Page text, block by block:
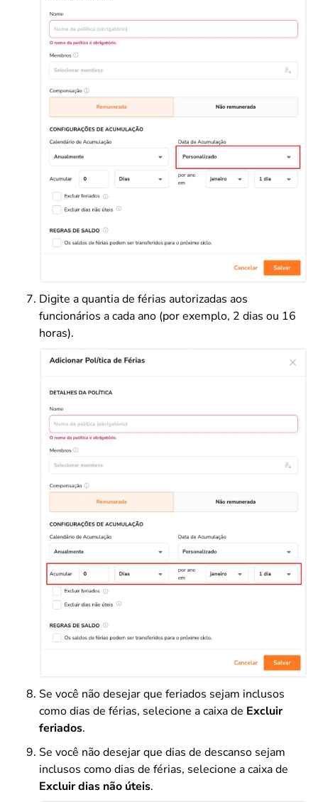
Digite a quantia de férias autorizadas aos
funcionários a cada ano (por exemplo, 2 dias ou 16
horas).
Se você não desejar que feriados sejam inclusos
como dias de férias, selecione a caixa de Excluir
feriados.
Se você não desejar que dias de descanso sejam
inclusos como dias de férias, selecione a caixa de
Excluir dias não úteis.